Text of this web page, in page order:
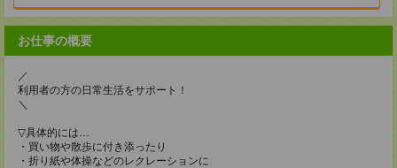
お仕事の概要
／
利用者の方の日常生活をサポート！
＼
▽具体的には…
・買い物や散歩に付き添ったり
・折り紙や体操などのレクレーションに